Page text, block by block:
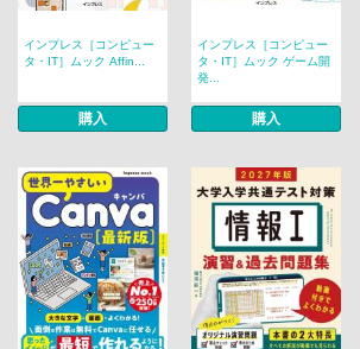
インプレス［コンピュー
タ・IT］ムック Affin...
購入
インプレス［コンピュー
タ・IT］ムック ゲーム開
発...
購入